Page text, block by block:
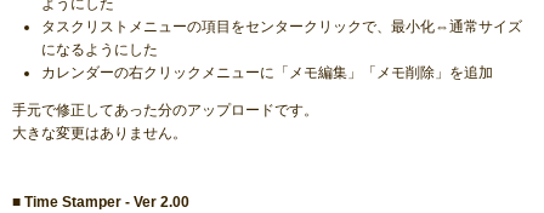
ようにした
タスクリストメニューの項目をセンタークリックで、最小化⇔通常サイズ
になるようにした
カレンダーの右クリックメニューに「メモ編集」「メモ削除」を追加
手元で修正してあった分のアップロードです。
大きな変更はありません。
■ Time Stamper - Ver 2.00